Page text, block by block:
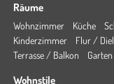
Räume
Wohnzimmer Küche
Kinderzimmer
Flur /
Terrasse / Balkon
Garten
Wohnstile